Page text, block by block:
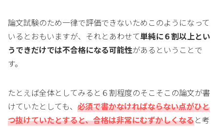
論文試験のため一律で評価できないためこのようになって
いるとおもいますが、それとあわせて単純に６割以上とい
うできだけでは不合格になる可能性があるということで
す。
たとえば全体としてみると６割程度のそこそこの論文が書
けていたとしても、 必須で書かなければならない点がひと
つ抜けていたとすると、合格は非常にむずかしくなると考